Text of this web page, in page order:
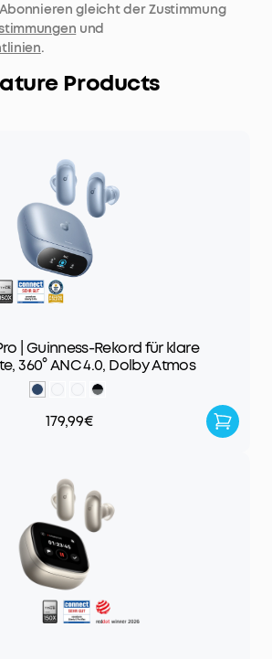
gleicht der Zustimmung
und
.
Products
klare
360° ANC 4.0, Dolby Atmos
179,99€